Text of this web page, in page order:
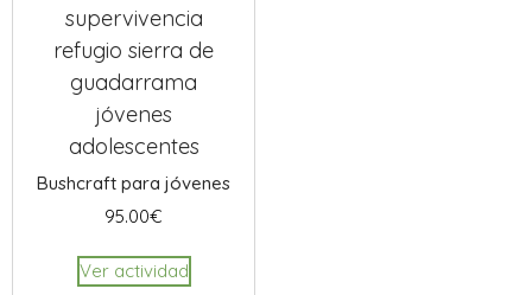
Bushcraft para jóvenes
95.00€
Ver actividad